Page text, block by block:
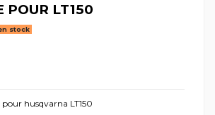
POUR LT150
stock
husqvarna LT150